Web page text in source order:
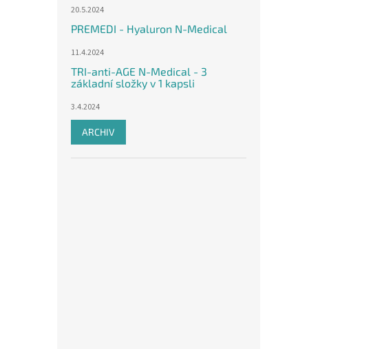
20.5.2024
PREMEDI - Hyaluron N-Medical
11.4.2024
TRI-anti-AGE N-Medical - 3
základní složky v 1 kapsli
3.4.2024
ARCHIV